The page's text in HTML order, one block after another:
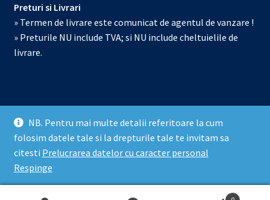
NB. Pentru mai multe detalii referitoare la cum
folosim datele tale si la drepturile tale te invitam sa
citesti Prelucrarea datelor cu caracter personal
Respinge
Preturi si Livrari
» Termen de livrare este comunicat de agentul de vanzare !
» Preturile NU include TVA; si NU include cheltuielile de
livrare.
© Echipamente de laborator 2026
Prelucrarea datelor cu caracter personal
Construit cu
WooCommerce.